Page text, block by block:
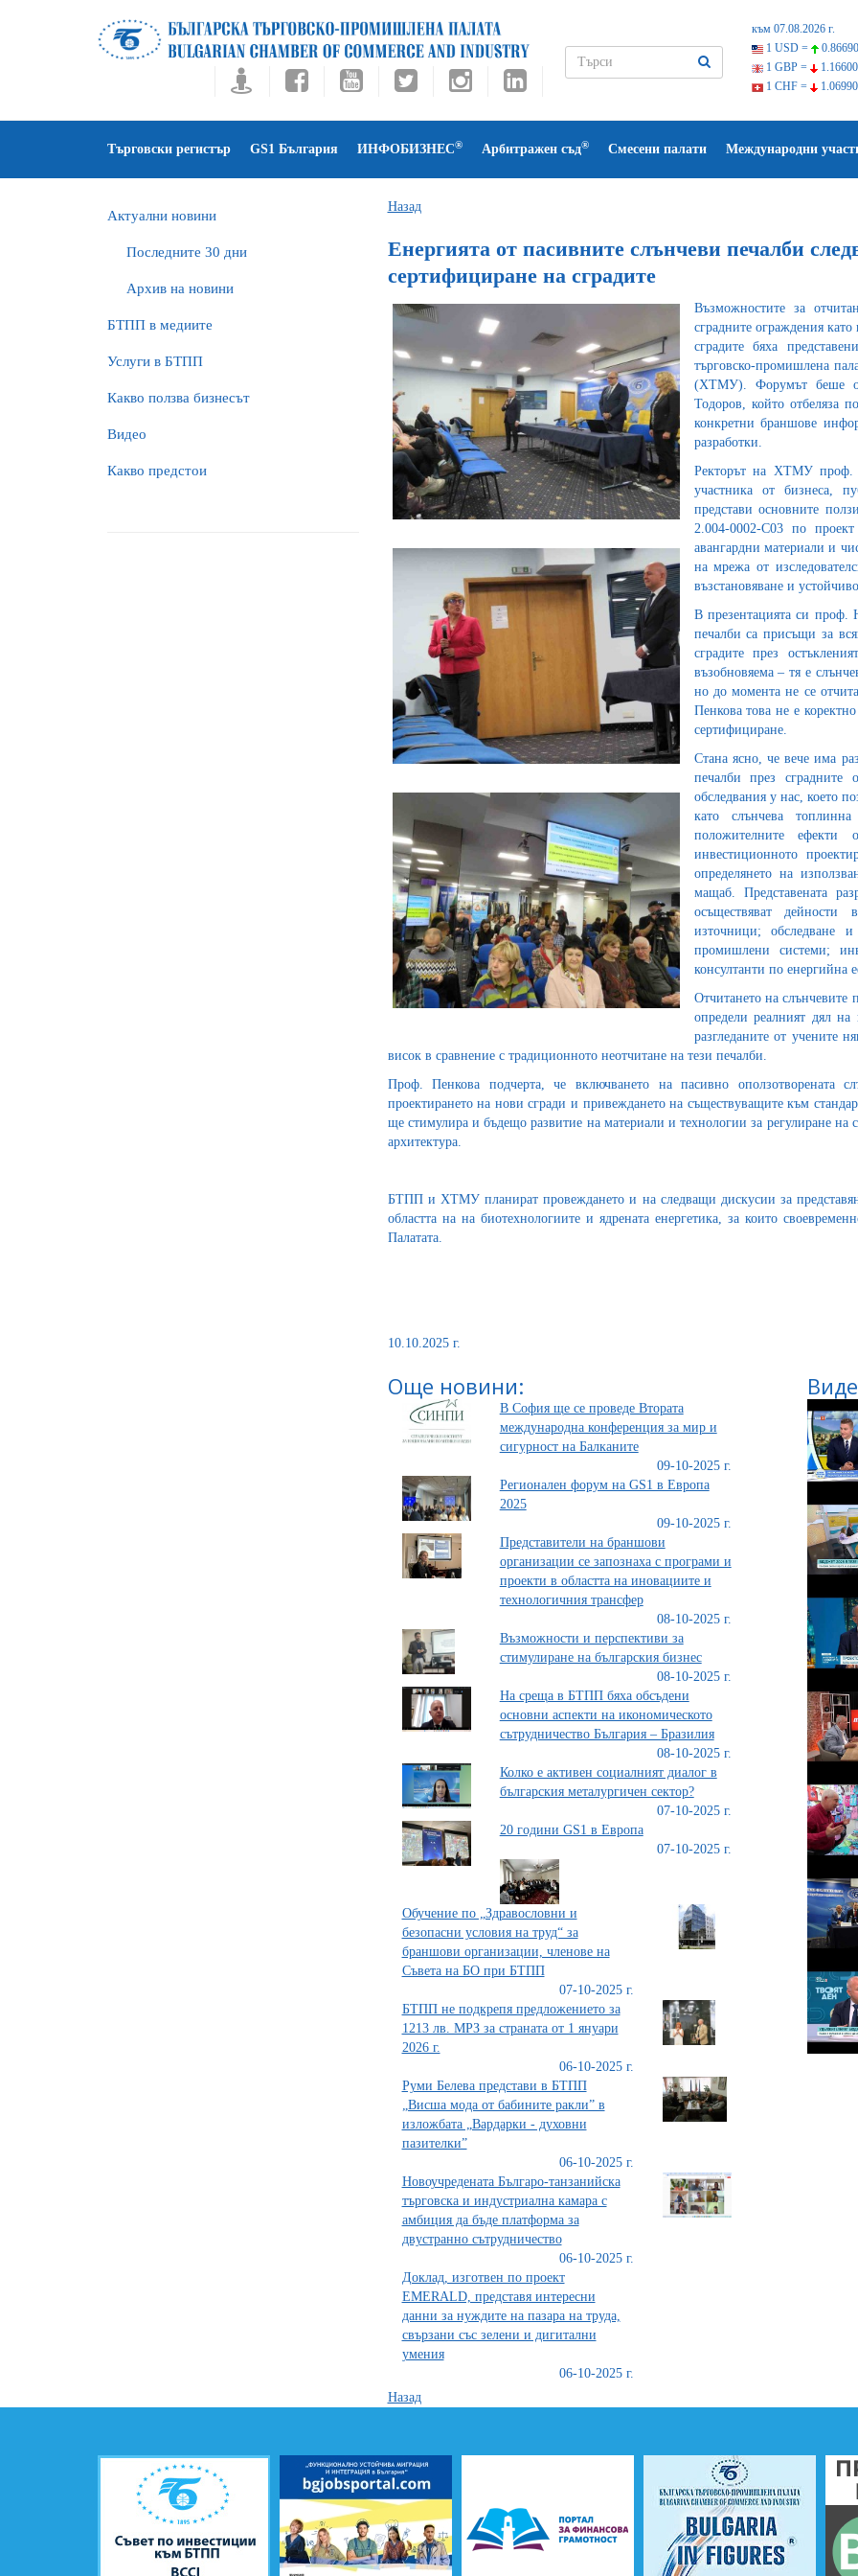
към 07.08.2026 г.
1 USD =
1 GBP =
1 CHF =
Търговски регистър GS1 България ИНФОБИЗНЕС® Арбитражен съд® Смесени палати Международни
Актуални новини
Последните 30 дни
Архив на новини
БTПП в медиите
Услуги в БТПП
Какво ползва бизнесът
Видео
Какво предстои
Назад
Енергията от пасивните слънчеви печалби
сертифициране на сградите
Възможностите за
сградните ограждения
сградите бяха
търговско-промишлена
(ХТМУ). Форумът беше
Тодоров, който отбеляза
конкретни браншове
разработки.
Ректорът на ХТМУ проф.
участника от бизнеса,
представи основните
2.004-0002-C03 по
авангардни материали и
на мрежа от
възстановяване и
В презентацията си проф.
печалби са присъщи за
сградите през
възобновяема – тя е
но до момента не се
Пенкова това не е
сертифициране.
Стана ясно, че вече има
печалби през сградните
обследвания у нас, което
като слънчева
положителните ефекти
инвестиционното
определянето на
мащаб. Представената
осъществяват дейности
източници; обследване
промишлени системи;
консултанти по енергийна
Отчитането на слънчевите
определи реалният дял на
разгледаните от учените
висок в сравнение с традиционното неотчитане на тези печалби.
Проф. Пенкова подчерта, че включването на пасивно оползотворената
проектирането на нови сгради и привеждането на съществуващите към
ще стимулира и бъдещо развитие на материали и технологии за регулиране на
архитектура.
БТПП и ХТМУ планират провеждането и на следващи дискусии за
областта на на биотехнологиите и ядрената енергетика, за които
Палатата.
10.10.2025 г.
Още новини:
В София ще се проведе Втората
международна конференция за мир и
сигурност на Балканите
09-10-2025 г.
Регионален форум на GS1 в Европа
2025
09-10-2025 г.
Представители на браншови
организации се запознаха с програми и
проекти в областта на иновациите и
технологичния трансфер
08-10-2025 г.
Възможности и перспективи за
стимулиране на българския бизнес
08-10-2025 г.
На среща в БТПП бяха обсъдени
основни аспекти на икономическото
сътрудничество България – Бразилия
08-10-2025 г.
Колко е активен социалният диалог в
българския металургичен сектор?
07-10-2025 г.
20 години GS1 в Европа
07-10-2025 г.
Обучение по „Здравословни и
безопасни условия на труд“ за
браншови организации, членове на
Съвета на БО при БТПП
07-10-2025 г.
БТПП не подкрепя предложението за
1213 лв. МРЗ за страната от 1 януари
2026 г.
06-10-2025 г.
Руми Белева представи в БТПП
„Висша мода от бабините ракли” в
изложбата „Вардарки - духовни
пазителки”
06-10-2025 г.
Новоучредената Българо-танзанийска
търговска и индустриална камара с
амбиция да бъде платформа за
двустранно сътрудничество
06-10-2025 г.
Доклад, изготвен по проект
EMERALD, представя интересни
данни за нуждите на пазара на труда,
свързани със зелени и дигитални
умения
06-10-2025 г.
Назад